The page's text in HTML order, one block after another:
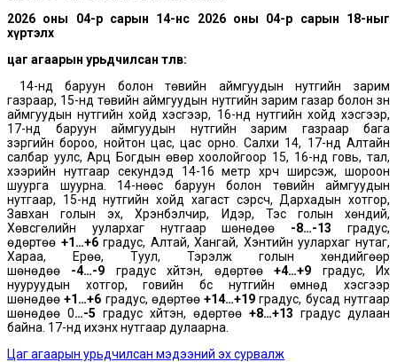
2026 оны 04-р сарын 14-нөөс 2026 оны 04-р сарын 18-ныг
хүртэлх
цаг агаарын урьдчилсан төлөв:
14-нд баруун болон төвийн аймгуудын нутгийн зарим
газраар, 15-нд төвийн аймгуудын нутгийн зарим газар болон зүүн
аймгуудын нутгийн хойд хэсгээр, 16-нд нутгийн хойд хэсгээр,
17-нд баруун аймгуудын нутгийн зарим газраар бага
зэргийн бороо, нойтон цас, цас орно. Салхи 14, 17-нд Алтайн
салбар уулс, Арц Богдын өвөр хоолойгоор 15, 16-нд говь, тал,
хээрийн нутгаар секундэд 14-16 метр хүрч ширүүсэж, шороон
шуурга шуурна. 14-нөөс баруун болон төвийн аймгуудын
нутгаар, 15-нд нутгийн хойд хагаст сэрүүсч, Дархадын хотгор,
Завхан голын эх, Хүрэнбэлчир, Идэр, Тэс голын хөндий,
Хөвсгөлийн уулархаг нутгаар шөнөдөө -8…-13 градус,
өдөртөө +1…+6градус, Алтай, Хангай, Хэнтийн уулархаг нутаг,
Хараа, Ерөө, Туул, Тэрэлж голын хөндийгөөр
шөнөдөө -4…-9 градус хүйтэн, өдөртөө+4…+9 градус, Их
нууруудын хотгор, говийн бүс нутгийн өмнөд хэсгээр
шөнөдөө+1…+6 градус, өдөртөө+14…+19градус, бусад нутгаар
шөнөдөө 0…-5 градус хүйтэн, өдөртөө +8…+13 градус дулаан
байна. 17-нд ихэнх нутгаар дулаарна.
Цаг агаарын урьдчилсан мэдээний эх сурвалж